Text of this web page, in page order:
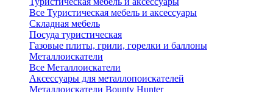
Все Туристическая мебель и аксессуары
Складная мебель
Посуда туристическая
Газовые плиты, грили, горелки и баллоны
Металлоискатели
Все Металлоискатели
Аксессуары для металлопоискателей
Металлоискатели Bounty Hunter